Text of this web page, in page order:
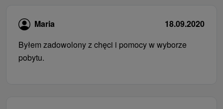
Maria
18.09.2020
Byłem zadowolony z chęci i pomocy w wyborze
pobytu.